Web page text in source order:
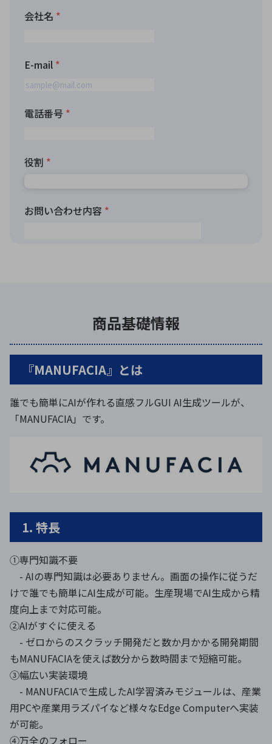
商品基礎情報
『MANUFACIA』とは
誰でも簡単にAIが作れる直感フルGUI AI生成ツールが、
「MANUFACIA」です。
1. 特長
①専門知識不要
- AIの専門知識は必要ありません。画面の操作に従うだ
けで誰でも簡単にAI生成が可能。生産現場でAI生成から精
度向上まで対応可能。
②AIがすぐに使える
- ゼロからのスクラッチ開発だと数か月かかる開発期間
もMANUFACIAを使えば数分から数時間まで短縮可能。
③幅広い実装環境
- MANUFACIAで生成したAI学習済みモジュールは、産業
用PCや産業用ラズパイなど様々なEdge Computerへ実装
が可能。
④万全のフォロー